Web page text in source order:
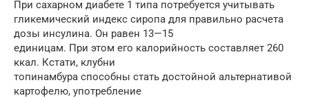
При сахарном диабете 1 типа потребуется учитывать
гликемический индекс сиропа для правильно расчета
дозы инсулина. Он равен 13—15
единицам. При этом его калорийность составляет 260
ккал. Кстати, клубни
топинамбура способны стать достойной альтернативой
картофелю, употребление